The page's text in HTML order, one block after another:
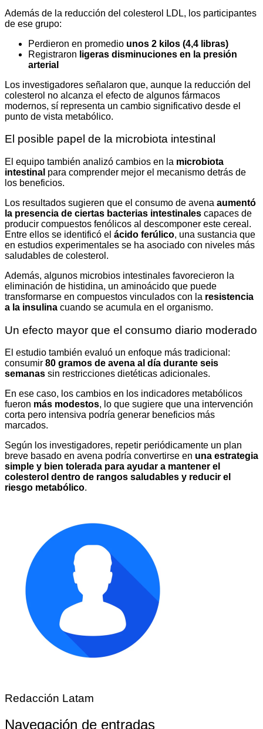
Además de la reducción del colesterol LDL, los participantes
de ese grupo:
Perdieron en promedio unos 2 kilos (4,4 libras)
Registraron ligeras disminuciones en la presión
arterial
Los investigadores señalaron que, aunque la reducción del
colesterol no alcanza el efecto de algunos fármacos
modernos, sí representa un cambio significativo desde el
punto de vista metabólico.
El posible papel de la microbiota intestinal
El equipo también analizó cambios en la microbiota
intestinal para comprender mejor el mecanismo detrás de
los beneficios.
Los resultados sugieren que el consumo de avena aumentó
la presencia de ciertas bacterias intestinales capaces de
producir compuestos fenólicos al descomponer este cereal.
Entre ellos se identificó el ácido ferúlico, una sustancia que
en estudios experimentales se ha asociado con niveles más
saludables de colesterol.
Además, algunos microbios intestinales favorecieron la
eliminación de histidina, un aminoácido que puede
transformarse en compuestos vinculados con la resistencia
a la insulina cuando se acumula en el organismo.
Un efecto mayor que el consumo diario moderado
El estudio también evaluó un enfoque más tradicional:
consumir 80 gramos de avena al día durante seis
semanas sin restricciones dietéticas adicionales.
En ese caso, los cambios en los indicadores metabólicos
fueron más modestos, lo que sugiere que una intervención
corta pero intensiva podría generar beneficios más
marcados.
Según los investigadores, repetir periódicamente un plan
breve basado en avena podría convertirse en una estrategia
simple y bien tolerada para ayudar a mantener el
colesterol dentro de rangos saludables y reducir el
riesgo metabólico.
Redacción Latam
Navegación de entradas